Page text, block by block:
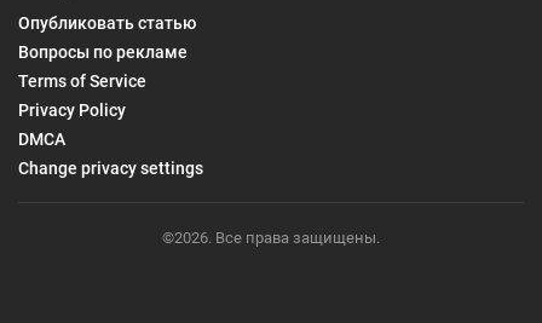
Опубликовать статью
Вопросы по рекламе
Terms of Service
Privacy Policy
DMCA
Change privacy settings
©2026. Все права защищены.